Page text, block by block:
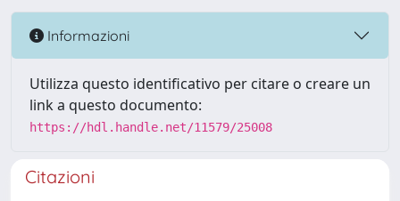
Informazioni
Utilizza questo identificativo per citare o creare un
link a questo documento:
https://hdl.handle.net/11579/25008
Citazioni